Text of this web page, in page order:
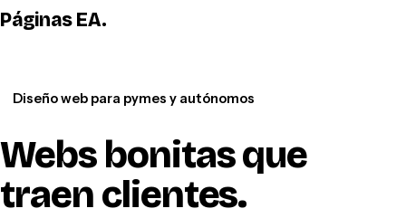
Páginas EA.
Diseño web para pymes y autónomos
Webs bonitas que
traen clientes.